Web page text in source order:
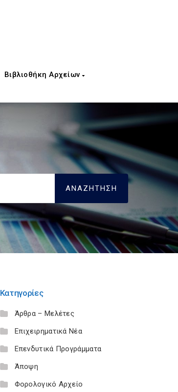
Βιβλιοθήκη Αρχείων
Κατηγορίες
Άρθρα – Μελέτες
Επιχειρηματικά Νέα
Επενδυτικά Προγράμματα
Άποψη
Φορολογικό Αρχείο